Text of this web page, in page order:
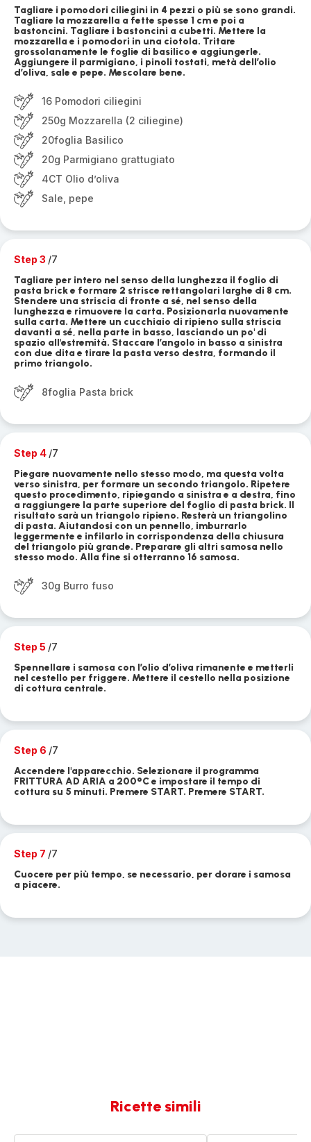
Tagliare i pomodori ciliegini in 4 pezzi o più se sono grandi.
Tagliare la mozzarella a fette spesse 1 cm e poi a
bastoncini. Tagliare i bastoncini a cubetti. Mettere la
mozzarella e i pomodori in una ciotola. Tritare
grossolanamente le foglie di basilico e aggiungerle.
Aggiungere il parmigiano, i pinoli tostati, metà dell’olio
d’oliva, sale e pepe. Mescolare bene.
16 Pomodori ciliegini
250g Mozzarella (2 ciliegine)
20foglia Basilico
20g Parmigiano grattugiato
4CT Olio d’oliva
Sale, pepe
Step 3 /7
Tagliare per intero nel senso della lunghezza il foglio di
pasta brick e formare 2 strisce rettangolari larghe di 8 cm.
Stendere una striscia di fronte a sé, nel senso della
lunghezza e rimuovere la carta. Posizionarla nuovamente
sulla carta. Mettere un cucchiaio di ripieno sulla striscia
davanti a sé, nella parte in basso, lasciando un po' di
spazio all'estremità. Staccare l’angolo in basso a sinistra
con due dita e tirare la pasta verso destra, formando il
primo triangolo.
8foglia Pasta brick
Step 4 /7
Piegare nuovamente nello stesso modo, ma questa volta
verso sinistra, per formare un secondo triangolo. Ripetere
questo procedimento, ripiegando a sinistra e a destra, fino
a raggiungere la parte superiore del foglio di pasta brick. Il
risultato sarà un triangolo ripieno. Resterà un triangolino
di pasta. Aiutandosi con un pennello, imburrarlo
leggermente e infilarlo in corrispondenza della chiusura
del triangolo più grande. Preparare gli altri samosa nello
stesso modo. Alla fine si otterranno 16 samosa.
30g Burro fuso
Step 5 /7
Spennellare i samosa con l’olio d’oliva rimanente e metterli
nel cestello per friggere. Mettere il cestello nella posizione
di cottura centrale.
Step 6 /7
Accendere l'apparecchio. Selezionare il programma
FRITTURA AD ARIA a 200°C e impostare il tempo di
cottura su 5 minuti. Premere START. Premere START.
Step 7 /7
Cuocere per più tempo, se necessario, per dorare i samosa
a piacere.
Ricette simili